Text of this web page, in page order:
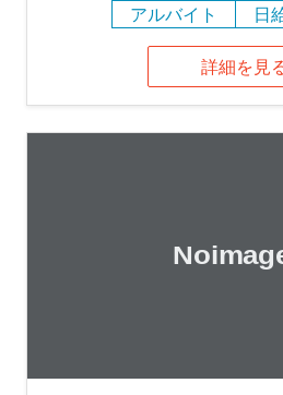
アルバイト
日
詳細を見